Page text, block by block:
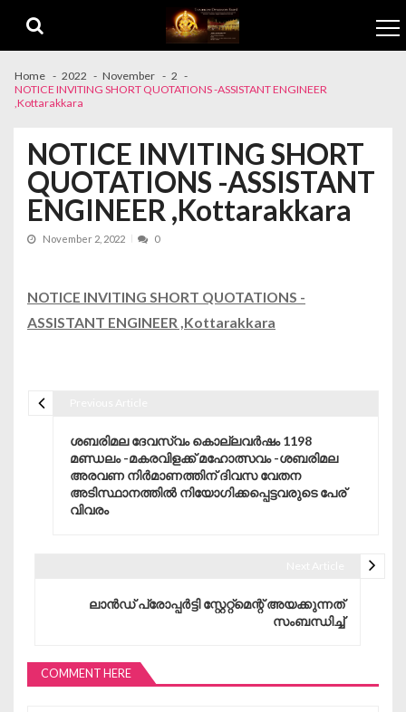
Home 2022 November
2
NOTICE INVITING SHORT QUOTATIONS -ASSISTANT ENGINEER
,Kottarakkara
NOTICE INVITING SHORT
QUOTATIONS -ASSISTANT
ENGINEER ,Kottarakkara
November 2, 2022 0
NOTICE INVITING SHORT QUOTATIONS -
ASSISTANT ENGINEER ,Kottarakkara
ശബരിമല ദേവസ്വം കൊല്ലവർഷം 1198
മണ്ഡലം -മകരവിളക്ക് മഹോത്സവം -ശബരിമല
അരവണ നിർമാണത്തിന് ദിവസ വേതന
അടിസ്ഥാനത്തിൽ നിയോഗിക്കപ്പെട്ടവരുടെ പേര്
വിവരം
ലാൻഡ് പ്രോപ്പർട്ടി സ്റ്റേറ്റ്മെന്റ് അയക്കുന്നത്
സംബന്ധിച്ച്
COMMENT HERE